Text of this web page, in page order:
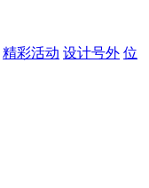
精彩活动 设计号外 位